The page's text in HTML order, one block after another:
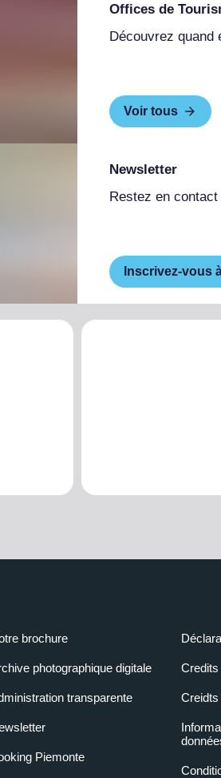
Offices de
Découvrez quand
Voir tous
Newsletter
Restez en
Inscrivez-vous
brochure
photographique digitale
transparente
Piemonte
Credits